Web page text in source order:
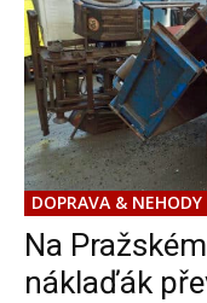
DOPRAVA & NEHODY
Na
náklaďák